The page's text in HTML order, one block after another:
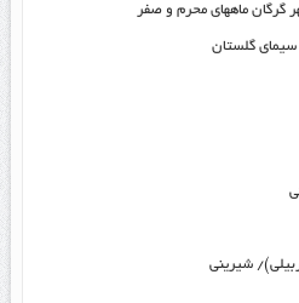
گرگان ماههای محرم و صفر
سیمای گلستان
شیرینی